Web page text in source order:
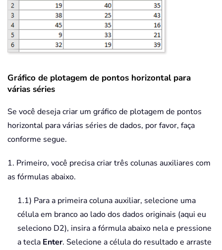
Gráfico de plotagem de pontos horizontal para
várias séries
Se você deseja criar um gráfico de plotagem de pontos
horizontal para várias séries de dados, por favor, faça
conforme segue.
1. Primeiro, você precisa criar três colunas auxiliares com
as fórmulas abaixo.
1.1) Para a primeira coluna auxiliar, selecione uma
célula em branco ao lado dos dados originais (aqui eu
seleciono D2), insira a fórmula abaixo nela e pressione
a tecla Enter. Selecione a célula do resultado e arraste